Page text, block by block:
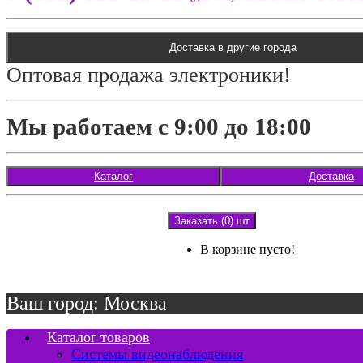
Доставка в другие города
Оптовая продажа электроники!
Мы работаем с 9:00 до 18:00
Каталог Доставка
Заказать (0) шт
В корзине пусто!
Ваш город: Москва
Каталог товаров
Системы видеонаблюдения